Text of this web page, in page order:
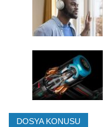
DOSYA KONUSU